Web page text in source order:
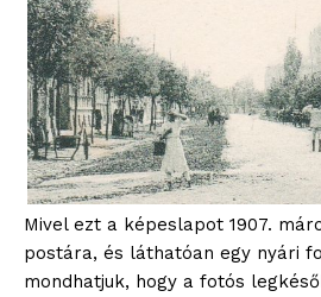
Mivel ezt a képeslapot 1907.
postára, és láthatóan egy nyári
mondhatjuk, hogy a fotós